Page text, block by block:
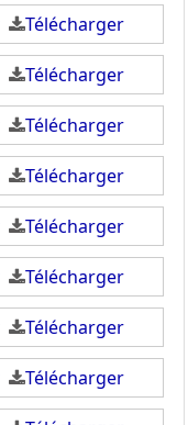
Télécharger
Télécharger
Télécharger
Télécharger
Télécharger
Télécharger
Télécharger
Télécharger